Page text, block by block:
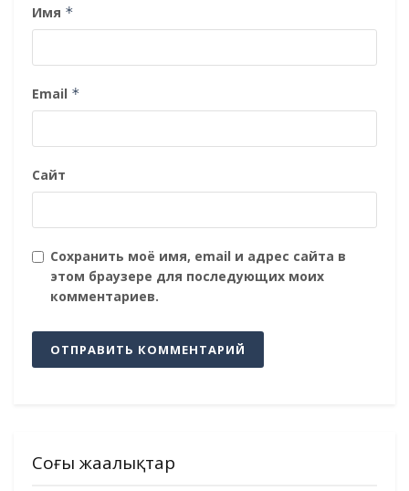
Имя *
Email *
Сайт
Сохранить моё имя, email и адрес сайта в
этом браузере для последующих моих
комментариев.
Соңғы жаңалықтар